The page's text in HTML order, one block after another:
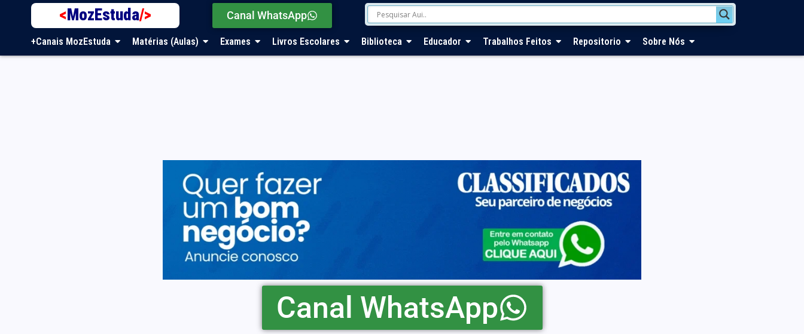
<MozEstuda/> Canal WhatsApp
+Canais MozEstuda Matérias (Aulas) Exames Livros Escolares Biblioteca Educador Trabalhos Feitos Repositorio Sobre Nós
Canal WhatsApp